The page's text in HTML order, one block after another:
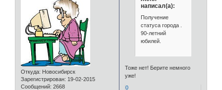
Откуда: Новосибирск
Зарегистрирован: 19-02-2015
Сообщений: 2668
написал(а):
Получение
статуса города .
90-летний
юбилей.
Тоже нет! Берите немного
уже!
0